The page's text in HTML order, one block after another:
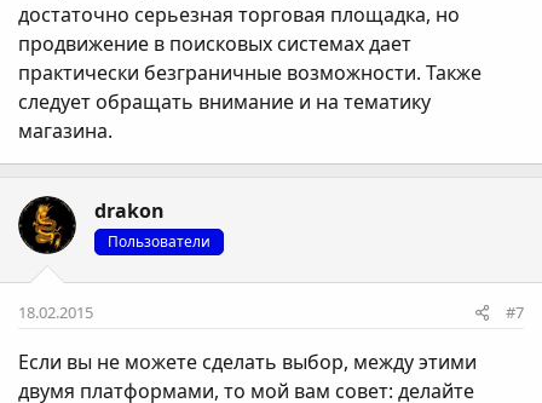
достаточно серьезная торговая площадка, но
продвижение в поисковых системах дает
практически безграничные возможности. Также
следует обращать внимание и на тематику
магазина.
drakon
Пользователи
18.02.2015 #7
Если вы не можете сделать выбор, между этими
двумя платформами, то мой вам совет: делайте